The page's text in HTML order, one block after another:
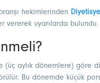
hekimlerinden
vererek uyarılarda bulundu.
aylık dönemlere) göre
Bu dönemde küçük